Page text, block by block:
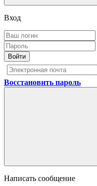
Вход
Войти
Восстановить пароль
Написать сообщение